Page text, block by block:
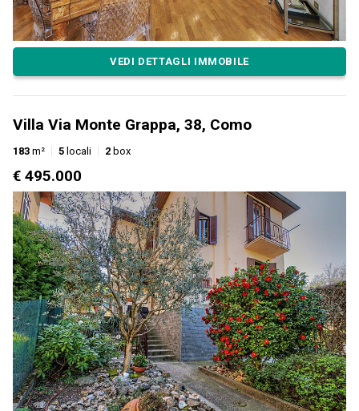
VEDI DETTAGLI IMMOBILE
Villa Via Monte Grappa, 38, Como
183 m² 5 locali 2 box
€ 495.000